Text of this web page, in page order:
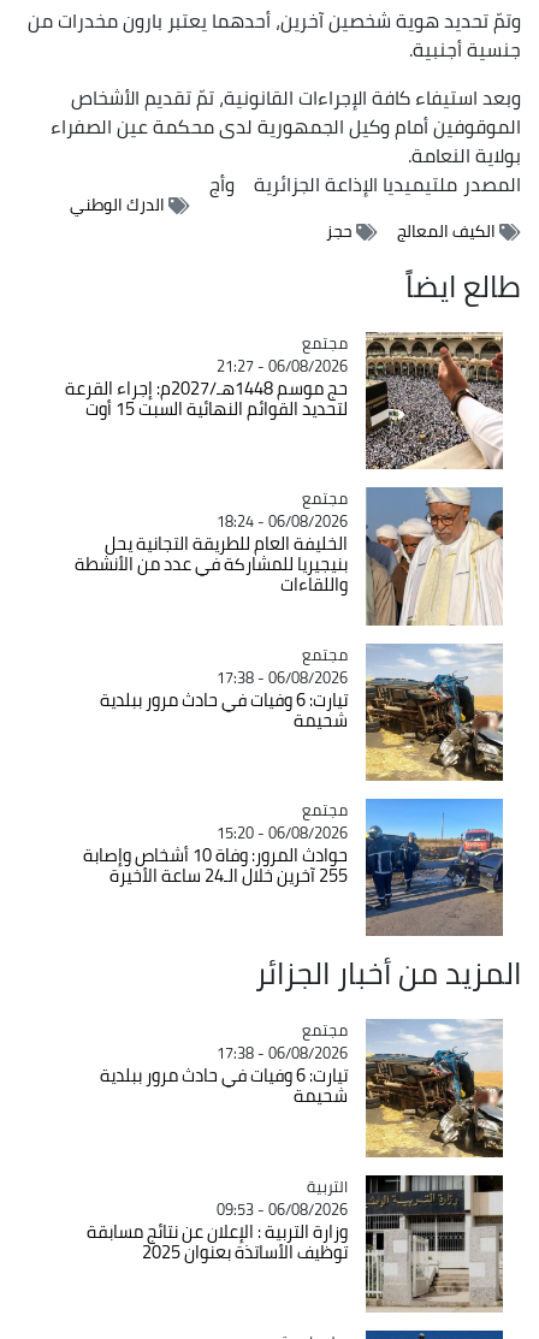
وتمّ تحديد هوية شخصين آخرين، أحدهما يعتبر بارون مخدرات من
جنسية أجنبية.
وبعد استيفاء كافة الإجراءات القانونية، تمّ تقديم الأشخاص
الموقوفين أمام وكيل الجمهورية لدى محكمة عين الصفراء
بولاية النعامة.
المصدرملتيميديا الإذاعة الجزائرية وأج
الدرك الوطني
الكيف المعالج
حجز
طالع ايضاً
Catégorie
مجتمع
06/08/2026 - 21:27
حج موسم 1448هـ/2027م: إجراء القرعة
لتحديد القوائم النهائية السبت 15 أوت
Catégorie
مجتمع
06/08/2026 - 18:24
الخليفة العام للطريقة التجانية يحل
بنيجيريا للمشاركة في عدد من الأنشطة
واللقاءات
Catégorie
مجتمع
06/08/2026 - 17:38
تيارت: 6 وفيات في حادث مرور ببلدية
شحيمة
Catégorie
مجتمع
06/08/2026 - 15:20
حوادث المرور: وفاة 10 أشخاص وإصابة
255 آخرين خلال الـ24 ساعة الأخيرة
المزيد من أخبار الجزائر
Catégorie
مجتمع
06/08/2026 - 17:38
تيارت: 6 وفيات في حادث مرور ببلدية
شحيمة
Catégorie
التربية
06/08/2026 - 09:53
وزارة التربية : الإعلان عن نتائج مسابقة
توظيف الأساتذة بعنوان 2025